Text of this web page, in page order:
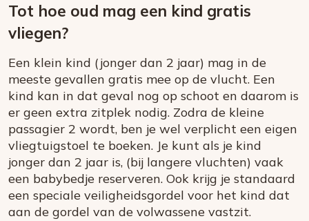
Tot hoe oud mag een kind gratis
vliegen?
Een klein kind (jonger dan 2 jaar) mag in de
meeste gevallen gratis mee op de vlucht. Een
kind kan in dat geval nog op schoot en daarom is
er geen extra zitplek nodig. Zodra de kleine
passagier 2 wordt, ben je wel verplicht een eigen
vliegtuigstoel te boeken. Je kunt als je kind
jonger dan 2 jaar is, (bij langere vluchten) vaak
een babybedje reserveren. Ook krijg je standaard
een speciale veiligheidsgordel voor het kind dat
aan de gordel van de volwassene vastzit.